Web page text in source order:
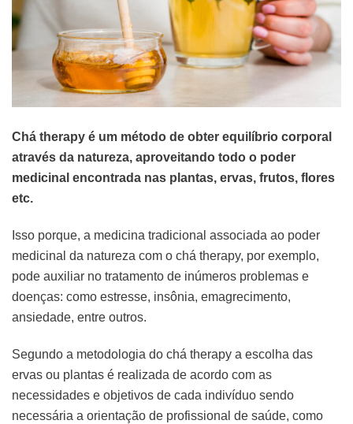
Chá therapy é um método de obter equilíbrio corporal
através da natureza, aproveitando todo o poder
medicinal encontrada nas plantas, ervas, frutos, flores
etc.
Isso porque, a medicina tradicional associada ao poder
medicinal da natureza com o chá therapy, por exemplo,
pode auxiliar no tratamento de inúmeros problemas e
doenças: como estresse, insônia, emagrecimento,
ansiedade, entre outros.
Segundo a metodologia do chá therapy a escolha das
ervas ou plantas é realizada de acordo com as
necessidades e objetivos de cada indivíduo sendo
necessária a orientação de profissional de saúde, como